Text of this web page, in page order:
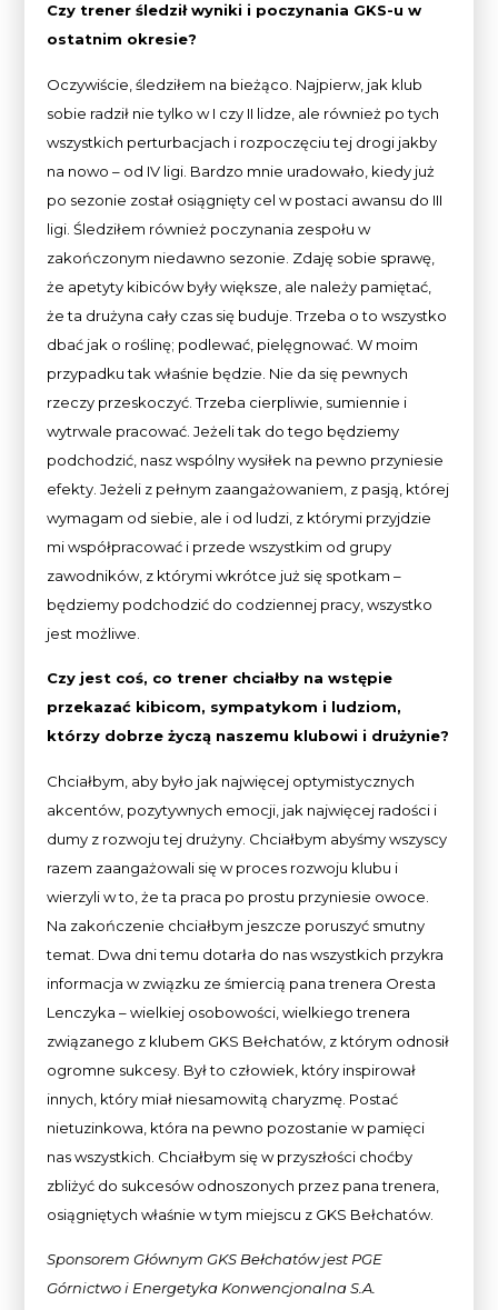
Czy trener śledził wyniki i poczynania GKS-u w
ostatnim okresie?
Oczywiście, śledziłem na bieżąco. Najpierw, jak klub
sobie radził nie tylko w I czy II lidze, ale również po tych
wszystkich perturbacjach i rozpoczęciu tej drogi jakby
na nowo – od IV ligi. Bardzo mnie uradowało, kiedy już
po sezonie został osiągnięty cel w postaci awansu do III
ligi. Śledziłem również poczynania zespołu w
zakończonym niedawno sezonie. Zdaję sobie sprawę,
że apetyty kibiców były większe, ale należy pamiętać,
że ta drużyna cały czas się buduje. Trzeba o to wszystko
dbać jak o roślinę; podlewać, pielęgnować. W moim
przypadku tak właśnie będzie. Nie da się pewnych
rzeczy przeskoczyć. Trzeba cierpliwie, sumiennie i
wytrwale pracować. Jeżeli tak do tego będziemy
podchodzić, nasz wspólny wysiłek na pewno przyniesie
efekty. Jeżeli z pełnym zaangażowaniem, z pasją, której
wymagam od siebie, ale i od ludzi, z którymi przyjdzie
mi współpracować i przede wszystkim od grupy
zawodników, z którymi wkrótce już się spotkam –
będziemy podchodzić do codziennej pracy, wszystko
jest możliwe.
Czy jest coś, co trener chciałby na wstępie
przekazać kibicom, sympatykom i ludziom,
którzy dobrze życzą naszemu klubowi i drużynie?
Chciałbym, aby było jak najwięcej optymistycznych
akcentów, pozytywnych emocji, jak najwięcej radości i
dumy z rozwoju tej drużyny. Chciałbym abyśmy wszyscy
razem zaangażowali się w proces rozwoju klubu i
wierzyli w to, że ta praca po prostu przyniesie owoce.
Na zakończenie chciałbym jeszcze poruszyć smutny
temat. Dwa dni temu dotarła do nas wszystkich przykra
informacja w związku ze śmiercią pana trenera Oresta
Lenczyka – wielkiej osobowości, wielkiego trenera
związanego z klubem GKS Bełchatów, z którym odnosił
ogromne sukcesy. Był to człowiek, który inspirował
innych, który miał niesamowitą charyzmę. Postać
nietuzinkowa, która na pewno pozostanie w pamięci
nas wszystkich. Chciałbym się w przyszłości choćby
zbliżyć do sukcesów odnoszonych przez pana trenera,
osiągniętych właśnie w tym miejscu z GKS Bełchatów.
Sponsorem Głównym GKS Bełchatów jest PGE
Górnictwo i Energetyka Konwencjonalna S.A.